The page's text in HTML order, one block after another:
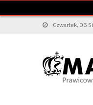
Czwartek, 06